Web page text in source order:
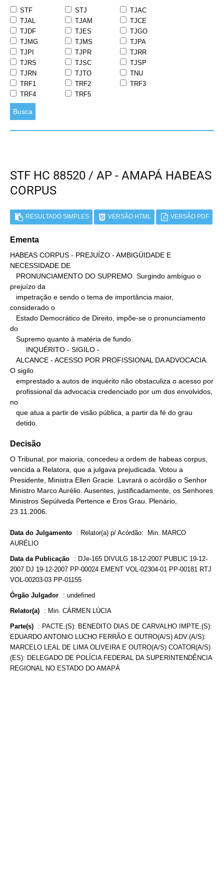
STF STJ
TJAC
TJAL
TJAM
TJCE
TJDF
TJES
TJGO
TJMG
TJMS
TJPA
TJPI
TJPR
TJRR
TJRS
TJSC
TJSP
TJRN
TJTO
TNU
TRF1
TRF2
TRF3
TRF4
TRF5
Busca
STF HC 88520 / AP - AMAPÁ HABEAS
CORPUS
RESULTADO SIMPLES VERSÃO HTML VERSÃO PDF
Ementa
HABEAS CORPUS - PREJUÍZO - AMBIGÜIDADE E
NECESSIDADE DE
prejuízo da
considerado o
do
O sigilo
no
   detido.
Decisão
O Tribunal, por maioria, concedeu a ordem de habeas corpus,
vencida a Relatora, que a julgava prejudicada. Votou a
Presidente, Ministra Ellen Gracie. Lavrará o acórdão o Senhor
Ministro Marco Aurélio. Ausentes, justificadamente, os Senhores
Ministros Sepúlveda Pertence e Eros Grau. Plenário,
23.11.2006.
Data do Julgamento : Relator(a) p/ Acórdão: Min. MARCO
AURÉLIO
Data da Publicação : DJe-165 DIVULG 18-12-2007 PUBLIC 19-12-
2007 DJ 19-12-2007 PP-00024 EMENT VOL-02304-01 PP-00181 RTJ
VOL-00203-03 PP-01155
Órgão Julgador : undefined
Relator(a) : Min. CÁRMEN LÚCIA
Parte(s) : PACTE.(S): BENEDITO DIAS DE CARVALHO IMPTE.(S):
EDUARDO ANTONIO LUCHO FERRÃO E OUTRO(A/S) ADV.(A/S):
MARCELO LEAL DE LIMA OLIVEIRA E OUTRO(A/S) COATOR(A/S)
(ES): DELEGADO DE POLÍCIA FEDERAL DA SUPERINTENDÊNCIA
REGIONAL NO ESTADO DO AMAPÁ